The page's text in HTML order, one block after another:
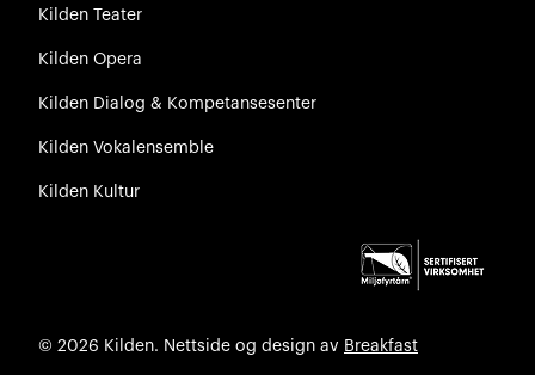
Kilden Teater
Kilden Opera
Kilden Dialog & Kompetansesenter
Kilden Vokalensemble
Kilden Kultur
© 2026 Kilden. Nettside og design av Breakfast